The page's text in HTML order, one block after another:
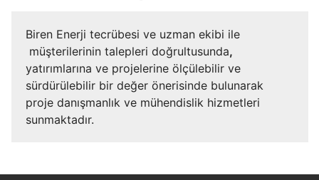
Biren Enerji tecrübesi ve uzman ekibi ile
müşterilerinin talepleri doğrultusunda,
yatırımlarına ve projelerine ölçülebilir ve
sürdürülebilir bir değer önerisinde bulunarak
proje danışmanlık ve mühendislik hizmetleri
sunmaktadır.